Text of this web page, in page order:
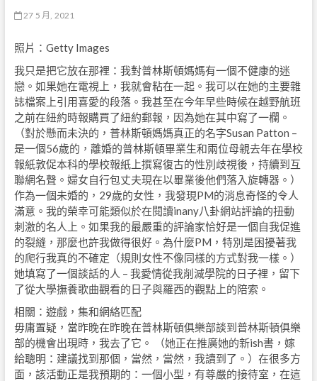
27 5 月, 2021
照片：Getty Images
我只是把它放在那裡：我對普林斯頓媽媽有一個不健康的迷
戀。如果她在電視上，我就會粘在一起。我可以在她的主要雜
誌檔案上引用喜愛的段落。我甚至在今年早些時候在越野航班
之前在紐約時報購買了紐約郵報，因為她在其中寫了一欄。
（對於懸而未決的，普林斯頓媽媽真正的名字Susan Patton –
是一個56歲的，離婚的普林斯頓畢業生和兩位母親去年在學校
報紙敦促本科的學校報紙上撰寫復古的性別歧視後，持續到互
聯網名聲。婦女自行包丈夫現在以畢業後他們落入旋轉器。）
作為一個未婚的，29歲的女性，我發現PM的消息奇怪的令人
滿意。我的榮幸可能類似於在閱讀inany八卦網站評論的扭動
刺激的名人上。如果我的最嚴重的評論家恰好是一個自我促進
的裂縫，那麼也許我做得很好。為什麼PM，特別是困擾著我
的爬行我真的不確定（規則女性不像同樣的方式對我一樣。）
她填寫了一個談話的人 – 我愛情從我削減學院的日子裡，留下
了從大學撫養歌曲觀看的日子與羅西的觀點上的陪索。
相關：遊戲，集和網絡匹配
毋庸置疑，當昨晚在昨晚在普林斯頓俱樂部談到普林斯頓俱樂
部的機會出現時，我去了它。 （她正在推廣她的新ish書，嫁
給聰明：建議找到那個，當然，當然，我讀到了。）在很多方
面，該活動正是我預期的：一個小型，有尊嚴的接待室，在這